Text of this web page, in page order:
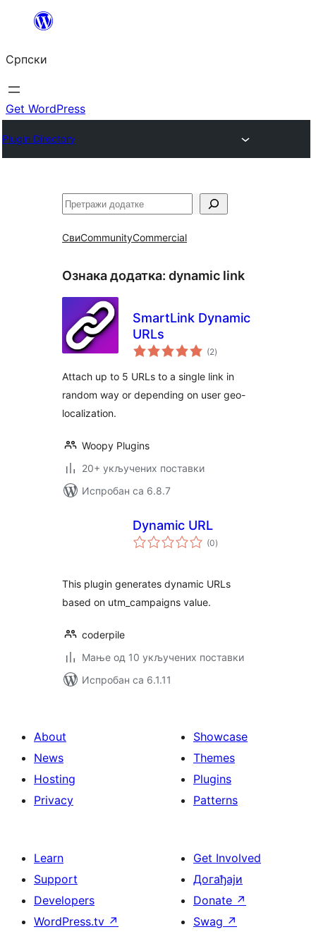
Скочи
садржај
Српски
Get WordPress
Plugin Directory
Претрага
СвиCommunityCommercial
Ознака додатка: dynamic link
SmartLink Dynamic
URLs
(2укупних
оцена
)
Attach up to 5 URLs to a single link in
random way or depending on user geo-
localization.
Woopy Plugins
20+ укључених поставки
Испробан са 6.8.7
Dynamic URL
(0укупних
оцена
)
This plugin generates dynamic URLs
based on utm_campaigns value.
coderpile
Мање од 10 укључених поставки
Испробан са 6.1.11
About
News
Hosting
Privacy
Showcase
Themes
Plugins
Patterns
Learn
Support
Developers
WordPress.tv ↗
Get Involved
Догађаји
Donate ↗
Swag ↗